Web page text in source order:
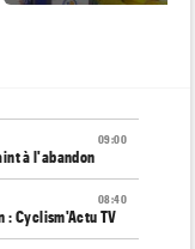
09:00
à l'abandon
08:40
: Cyclism'Actu TV